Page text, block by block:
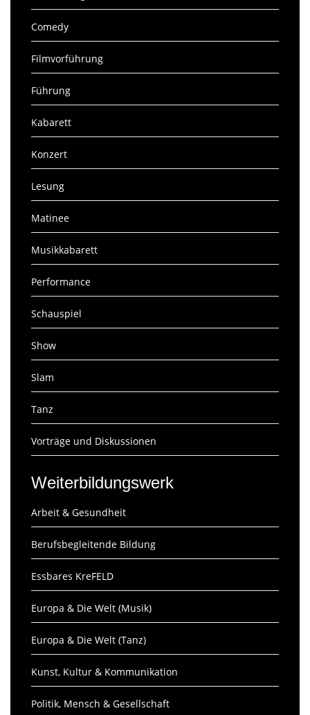
Comedy
Filmvorführung
Führung
Kabarett
Konzert
Lesung
Matinee
Musikkabarett
Performance
Schauspiel
Show
Slam
Tanz
Vorträge und Diskussionen
Weiterbildungswerk
Arbeit & Gesundheit
Berufsbegleitende Bildung
Essbares KreFELD
Europa & Die Welt (Musik)
Europa & Die Welt (Tanz)
Kunst, Kultur & Kommunikation
Politik, Mensch & Gesellschaft